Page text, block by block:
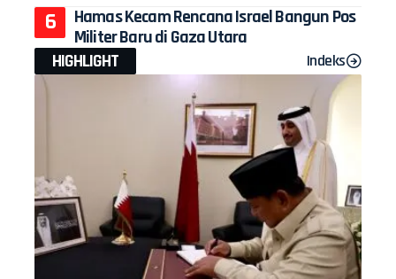
Hamas Kecam Rencana Israel Bangun Pos
Militer Baru di Gaza Utara
HIGHLIGHT
Indeks